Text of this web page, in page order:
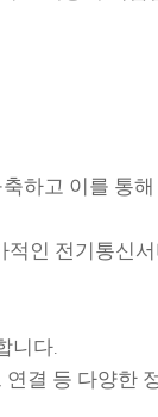
하고 이를 통
인 전기통신
니다.
결 등 다양한